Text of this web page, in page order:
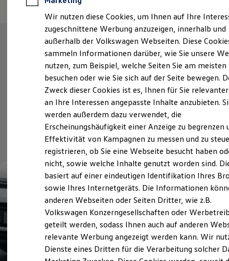
Elektroautos
ID. Tutorials
Der neue ID. Polo
Der ID.4
Der ID.4 GTX
Der ID.5 GTX
Der ID.7 GTX
Der ID.7 Tourer
Der ID.7 GTX Tourer
Der neue ID. Cross
Elektrofahrzeugkonzepte
ID. EVERY1
Reichweite
Reichweite der ID. Modelle
Reichweite im Winter
Rekuperation
Laden unterwegs
Laden Zuhause
Ladestationen finden
Ladezeitensimulator
Batterie
Sicherheit
Garantie und Lebensdauer
Wir nutzen diese Cookies, um Ihnen auf Ihre
zugeschnittene Werbung anzuzeigen, innerhalb und
außerhalb der Volkswagen Webseiten. Diese
sammeln Informationen darüber, wie Sie unsere
nutzen, zum Beispiel, welche Seiten Sie am meisten
besuchen oder wie Sie sich auf der Seite bewegen.
Zweck dieser Cookies ist es, Ihnen für Sie
an Ihre Interessen angepasste Inhalte anzubieten.
werden außerdem dazu verwendet, die
Erscheinungshäufigkeit einer Anzeige zu begrenzen
Effektivität von Kampagnen zu messen und zu
registrieren, ob Sie eine Webseite besucht haben
nicht, sowie welche Inhalte genutzt worden sind.
basiert auf einer eindeutigen Identifikation Ihres
sowie Ihres Internetgeräts. Die Informationen
anderen Webseiten oder Seiten Dritter, wie z.B.
Volkswagen Konzerngesellschaften oder
geteilt werden, sodass Ihnen auch auf anderen
relevante Werbung angezeigt werden kann. Wir
Dienste eines Dritten für die Verarbeitung solcher